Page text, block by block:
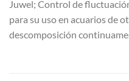
Juwel; Control de
para su uso en acuarios de
descomposición